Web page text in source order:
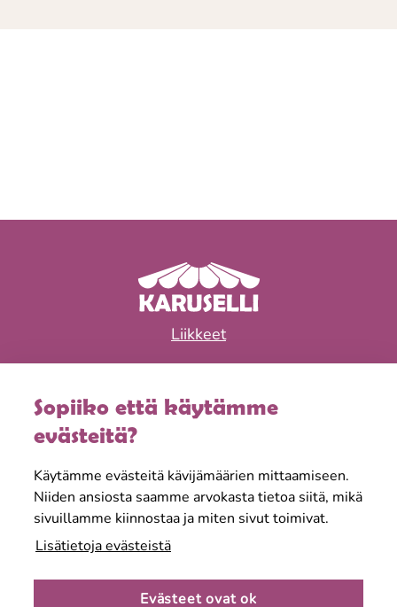
Sopiiko että käytämme
evästeitä?
Käytämme evästeitä kävijämäärien mittaamiseen.
Niiden ansiosta saamme arvokasta tietoa siitä, mikä
sivuillamme kiinnostaa ja miten sivut toimivat.
Lisätietoja evästeistä
Evästeet ovat ok
Liikkeet
Tapahtumat & edut
Tietoa meistä